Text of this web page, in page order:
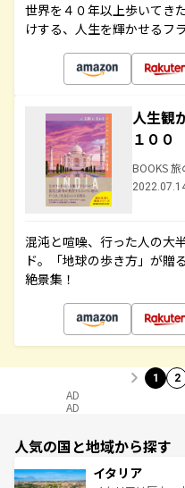
世界を４０年以上歩いてき
けする、人生を輝かせるフ
人生観
１００
BOOKS
混沌と喧噪、行った人の大
ド。「地球の歩き方」が贈
絶景集！
1 2
AD
AD
人気の国と地域から探す
イタリア